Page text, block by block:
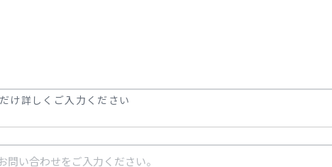
け詳しくご入力ください